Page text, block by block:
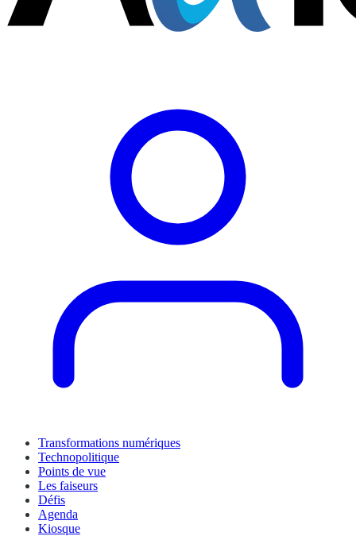
Transformations numériques
Technopolitique
Points de vue
Les faiseurs
Défis
Agenda
Kiosque